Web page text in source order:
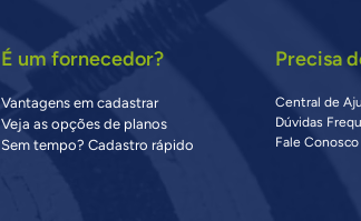
É um fornecedor?
Vantagens em cadastrar
Veja as opções de planos
Sem tempo? Cadastro rápido
Precisa
Central de
Dúvidas
Fale Conosco